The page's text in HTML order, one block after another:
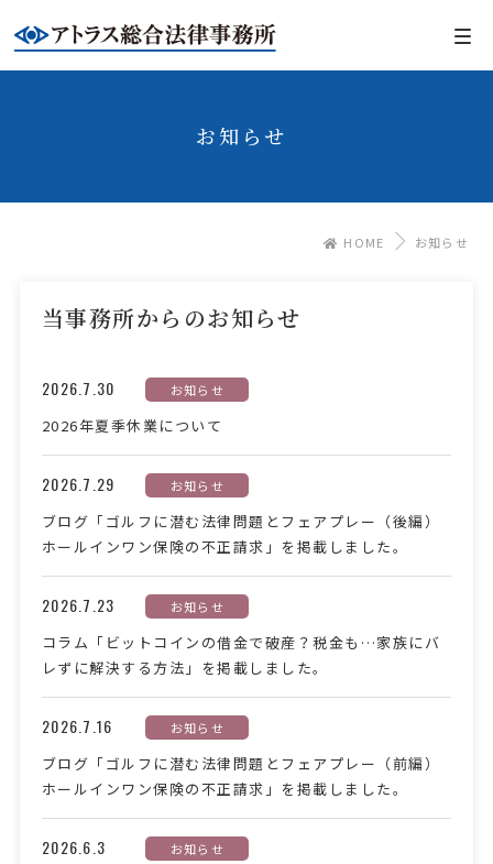
お知らせ
HOME お知らせ
当事務所からのお知らせ
2026.7.30 お知らせ
2026年夏季休業について
2026.7.29 お知らせ
ブログ「ゴルフに潜む法律問題とフェアプレー（後編）
ホールインワン保険の不正請求」を掲載しました。
2026.7.23 お知らせ
コラム「ビットコインの借金で破産？税金も…家族にバ
レずに解決する方法」を掲載しました。
2026.7.16 お知らせ
ブログ「ゴルフに潜む法律問題とフェアプレー（前編）
ホールインワン保険の不正請求」を掲載しました。
2026.6.3 お知らせ